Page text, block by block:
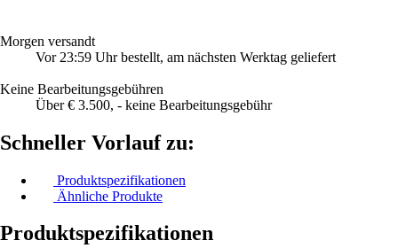
Morgen versandt
Vor 23:59 Uhr bestellt, am nächsten Werktag geliefert
Keine Bearbeitungsgebühren
Über € 3.500, - keine Bearbeitungsgebühr
Schneller Vorlauf zu:
Produktspezifikationen
Ähnliche Produkte
Produktspezifikationen